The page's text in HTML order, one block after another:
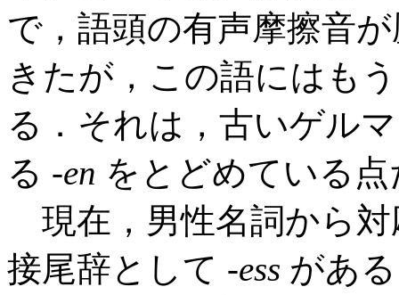
で，語頭の有声摩擦音
きたが，この語にはも
る．それは，古いゲル
る -en をとどめている点
現在，男性名詞から
接尾辞として -ess があ